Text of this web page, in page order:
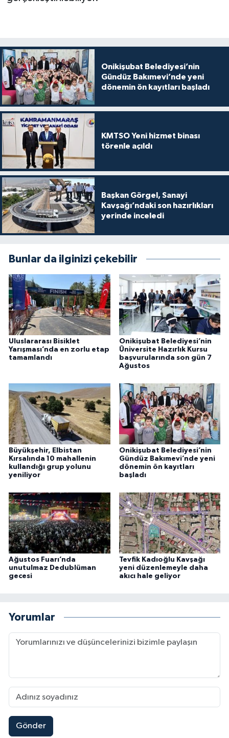
Onikişubat Belediyesi’nin
Gündüz Bakımevi’nde yeni
dönemin ön kayıtları başladı
KMTSO Yeni hizmet binası
törenle açıldı
Başkan Görgel, Sanayi
Kavşağı’ndaki son hazırlıkları
yerinde inceledi
Bunlar da ilginizi çekebilir
Uluslararası Bisiklet
Yarışması’nda en zorlu etap
tamamlandı
Onikişubat Belediyesi’nin
Üniversite Hazırlık Kursu
başvurularında son gün 7
Ağustos
Büyükşehir, Elbistan
Kırsalında 10 mahallenin
kullandığı grup yolunu
yeniliyor
Onikişubat Belediyesi’nin
Gündüz Bakımevi’nde yeni
dönemin ön kayıtları
başladı
Ağustos Fuarı’nda
unutulmaz Dedublüman
gecesi
Tevfik Kadıoğlu Kavşağı
yeni düzenlemeyle daha
akıcı hale geliyor
Yorumlar
Gönder